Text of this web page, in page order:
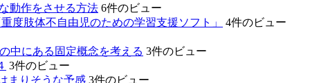
動作をさせる方法 6件のビュー
度肢体不自由児のための学習支援ソフト」
4件のビュー
中にある固定概念を考える 3件のビュー
3件のビュー
まりそうな予感 3件のビュー